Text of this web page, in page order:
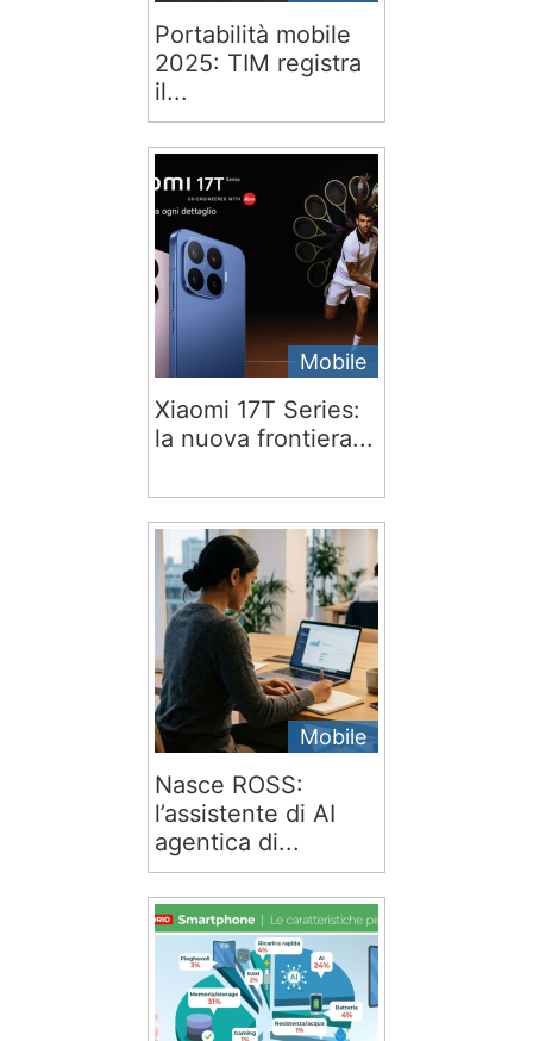
Portabilità mobile
2025: TIM registra
il...
Mobile
Xiaomi 17T Series:
la nuova frontiera...
Mobile
Nasce ROSS:
l’assistente di AI
agentica di...